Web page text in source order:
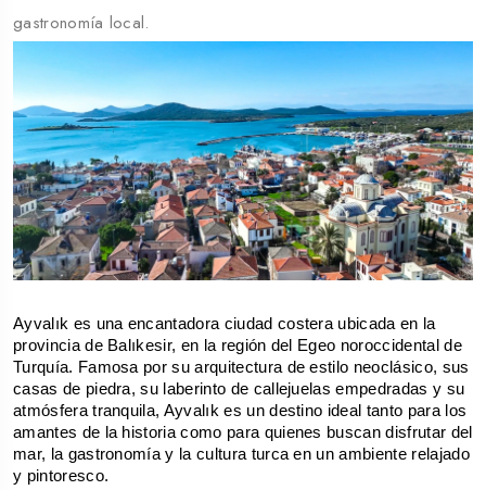
gastronomía local.
Ayvalık es una encantadora ciudad costera ubicada en la
provincia de Balıkesir, en la región del Egeo noroccidental de
Turquía. Famosa por su arquitectura de estilo neoclásico, sus
casas de piedra, su laberinto de callejuelas empedradas y su
atmósfera tranquila, Ayvalık es un destino ideal tanto para los
amantes de la historia como para quienes buscan disfrutar del
mar, la gastronomía y la cultura turca en un ambiente relajado
y pintoresco.